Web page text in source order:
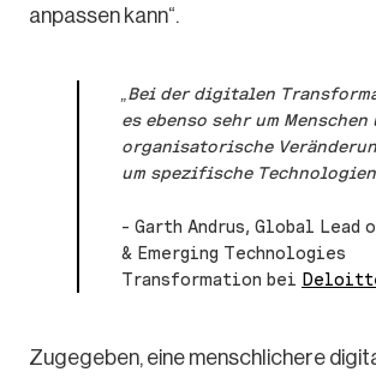
anpassen kann“.
„Bei der digitalen
es ebenso sehr um Menschen
organisatorische
um spezifische
– Garth Andrus, Global
& Emerging Technologies
Transformation bei
Zugegeben, eine menschlichere